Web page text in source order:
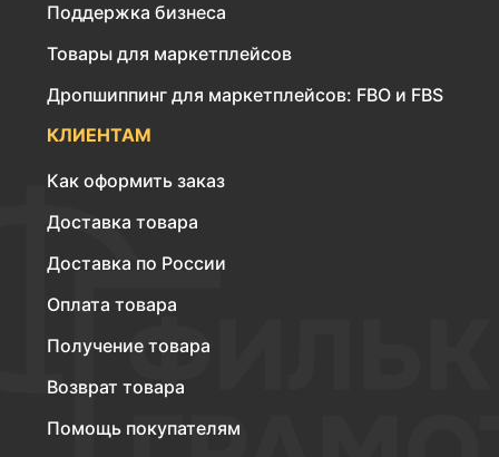
Поддержка бизнеса
Товары для маркетплейсов
Дропшиппинг для маркетплейсов: FBO и FBS
КЛИЕНТАМ
Как оформить заказ
Доставка товара
Доставка по России
Оплата товара
Получение товара
Возврат товара
Помощь покупателям